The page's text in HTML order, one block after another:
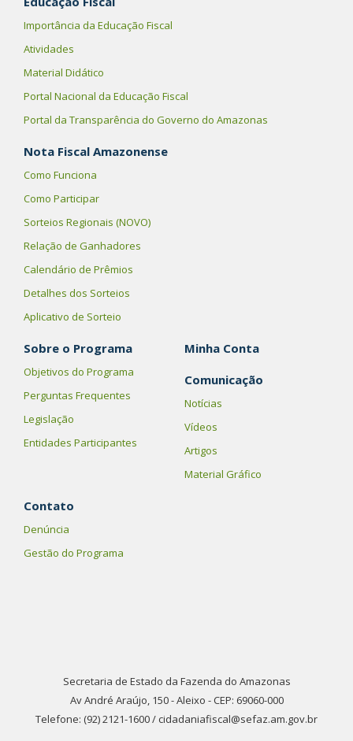
Importância da Educação Fiscal
Atividades
Material Didático
Portal Nacional da Educação Fiscal
Portal da Transparência do Governo do Amazonas
Nota Fiscal Amazonense
Como Funciona
Como Participar
Sorteios Regionais (NOVO)
Relação de Ganhadores
Calendário de Prêmios
Detalhes dos Sorteios
Aplicativo de Sorteio
Sobre o Programa
Objetivos do Programa
Perguntas Frequentes
Legislação
Entidades Participantes
Minha Conta
Comunicação
Notícias
Vídeos
Artigos
Material Gráfico
Contato
Denúncia
Gestão do Programa
Secretaria de Estado da Fazenda do Amazonas
Av André Araújo, 150 - Aleixo - CEP: 69060-000
Telefone: (92) 2121-1600 / cidadaniafiscal@sefaz.am.gov.br